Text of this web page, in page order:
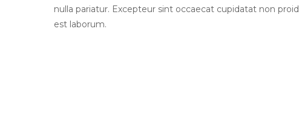
nulla pariatur. Excepteur sint occaecat cupidatat non
est laborum.